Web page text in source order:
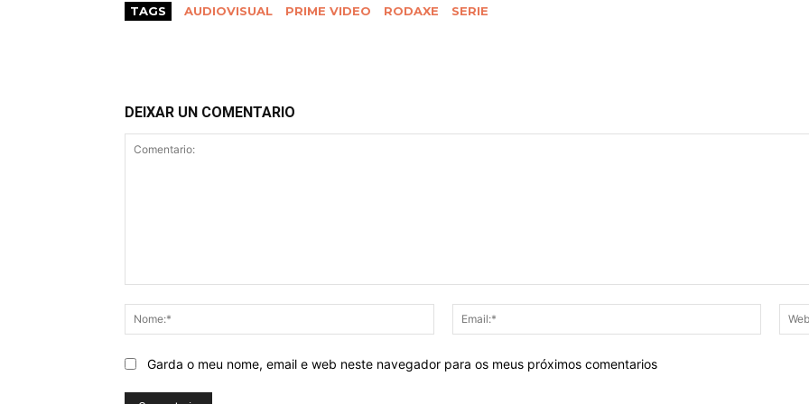
TAGS AUDIOVISUAL PRIME VIDEO RODAXE SERIE
DEIXAR UN COMENTARIO
Nome:*
Email:*
Garda o meu nome, email e web neste navegador para os meus próximos comentarios